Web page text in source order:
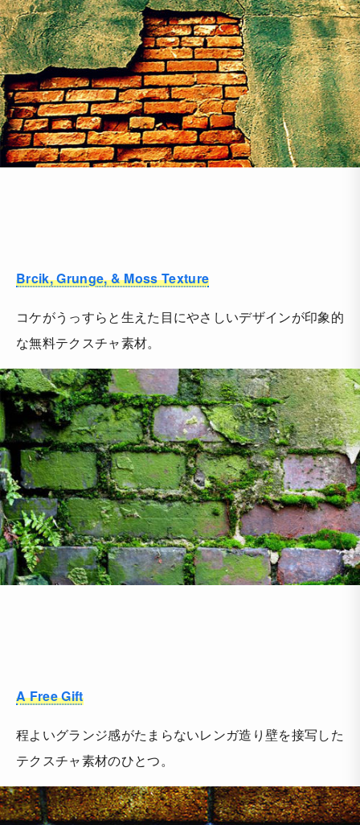
Brcik, Grunge, & Moss Texture
コケがうっすらと生えた目にやさしいデザインが印象的
な無料テクスチャ素材。
A Free Gift
程よいグランジ感がたまらないレンガ造り壁を接写した
テクスチャ素材のひとつ。